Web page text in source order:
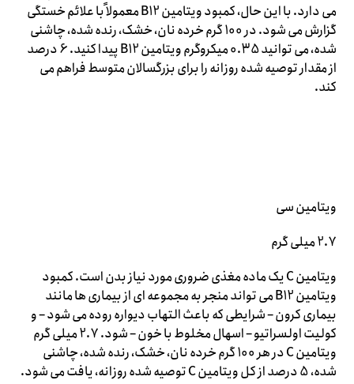
می دارد. با این حال، کمبود ویتامین B12 معمولاً با علائم خستگی
گزارش می شود. در 100 گرم خرده نان، خشک، رنده شده، چاشنی
شده، می توانید 0.35 میکروگرم ویتامین B12 پیدا کنید. 6 درصد
از مقدار توصیه شده روزانه را برای بزرگسالان متوسط ​​فراهم می
کند.
ویتامین سی
2.7 میلی گرم
ویتامین C یک ماده مغذی ضروری مورد نیاز بدن است. کمبود
ویتامین B12 می تواند منجر به مجموعه ای از بیماری ها مانند
بیماری کرون – شرایطی که باعث التهاب دیواره روده می شود – و
کولیت اولسراتیو – اسهال مخلوط با خون – شود. 2.7 میلی گرم
ویتامین C در هر 100 گرم خرده نان، خشک، رنده شده، چاشنی
شده، 5 درصد از کل ویتامین C توصیه شده روزانه، یافت می شود.